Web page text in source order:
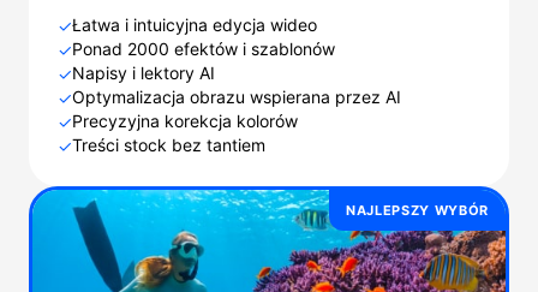
✓Łatwa i intuicyjna edycja wideo
✓Ponad 2000 efektów i szablonów
✓Napisy i lektory AI
✓Optymalizacja obrazu wspierana przez AI
✓Precyzyjna korekcja kolorów
✓Treści stock bez tantiem
NAJLEPSZY WYBÓR